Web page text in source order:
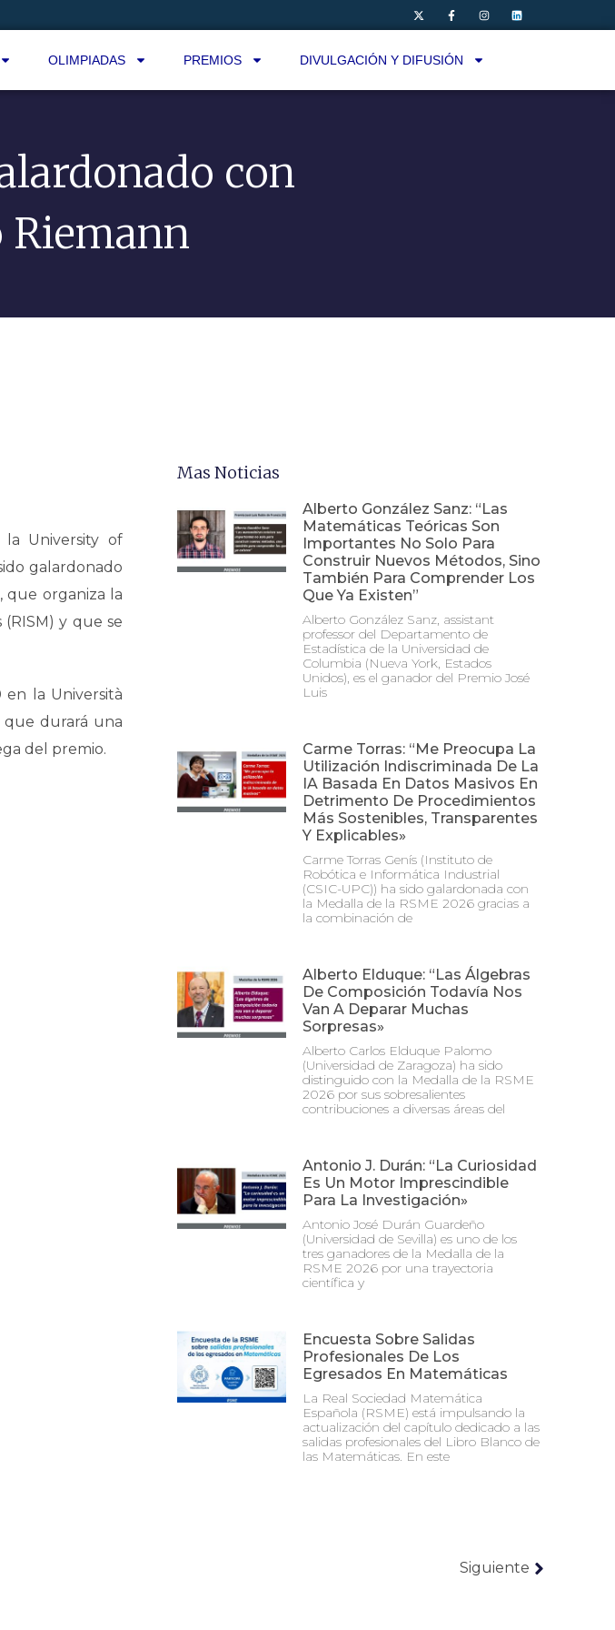
OLIMPIADAS PREMIOS DIVULGACIÓN Y DIFUSIÓN
con
Riemann
la University of
galardonado
que organiza la
y que se
la Università
que durará una
del premio.
Mas Noticias
Alberto González Sanz: “Las
Matemáticas Teóricas Son
Importantes No Solo Para
Construir Nuevos Métodos, Sino
También Para Comprender Los
Que Ya Existen”
Alberto González Sanz, assistant
professor del Departamento de
Estadística de la Universidad de
Columbia (Nueva York, Estados
Unidos), es el ganador del Premio José
Luis
Carme Torras: “Me Preocupa La
Utilización Indiscriminada De La
IA Basada En Datos Masivos En
Detrimento De Procedimientos
Más Sostenibles, Transparentes
Y Explicables»
Carme Torras Genís (Instituto de
Robótica e Informática Industrial
(CSIC-UPC)) ha sido galardonada con
la Medalla de la RSME 2026 gracias a
la combinación de
Alberto Elduque: “Las Álgebras
De Composición Todavía Nos
Van A Deparar Muchas
Sorpresas»
Alberto Carlos Elduque Palomo
(Universidad de Zaragoza) ha sido
distinguido con la Medalla de la RSME
2026 por sus sobresalientes
contribuciones a diversas áreas del
Antonio J. Durán: “La Curiosidad
Es Un Motor Imprescindible
Para La Investigación»
Antonio José Durán Guardeño
(Universidad de Sevilla) es uno de los
tres ganadores de la Medalla de la
RSME 2026 por una trayectoria
científica y
Encuesta Sobre Salidas
Profesionales De Los
Egresados En Matemáticas
La Real Sociedad Matemática
Española (RSME) está impulsando la
actualización del capítulo dedicado a las
salidas profesionales del Libro Blanco de
las Matemáticas. En este
Siguiente